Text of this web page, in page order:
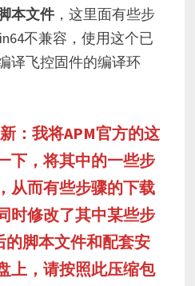
本文件，这里面有些步
不兼容，使用这个已
译飞控固件的编译环
：我将APM官方的这
下，将其中的一些步
从而有些步骤的下载
时修改了其中某些步
脚本文件和配套安
上，请按照此压缩包